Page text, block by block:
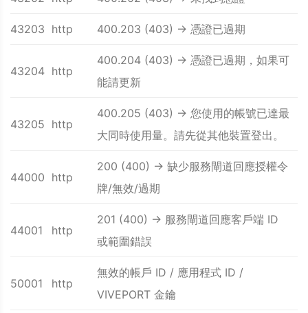
43203 http 400.203 (403) -> 憑證已過期
43204 http
400.204 (403) -> 憑證已過期，如果可
能請更新
43205 http
400.205 (403) -> 您使用的帳號已達最
大同時使用量。請先從其他裝置登出。
44000 http
200 (400) -> 缺少服務閘道回應授權令
牌/無效/過期
44001 http
201 (400) -> 服務閘道回應客戶端 ID
或範圍錯誤
50001 http
無效的帳戶 ID / 應用程式 ID /
VIVEPORT 金鑰